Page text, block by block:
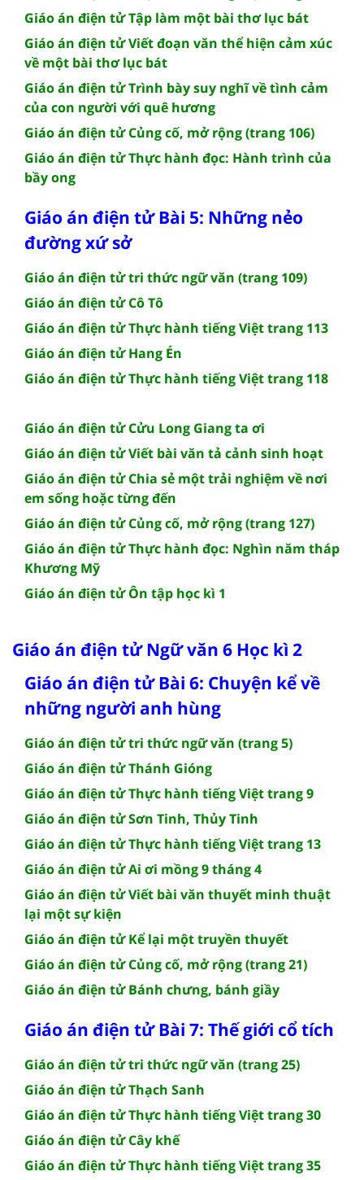
Giáo án điện tử Tập làm một bài thơ lục bát
Giáo án điện tử Viết đoạn văn thể hiện cảm xúc
về một bài thơ lục bát
Giáo án điện tử Trình bày suy nghĩ về tình cảm
của con người với quê hương
Giáo án điện tử Củng cố, mở rộng (trang 106)
Giáo án điện tử Thực hành đọc: Hành trình của
bầy ong
Giáo án điện tử Bài 5: Những nẻo
đường xứ sở
Giáo án điện tử tri thức ngữ văn (trang 109)
Giáo án điện tử Cô Tô
Giáo án điện tử Thực hành tiếng Việt trang 113
Giáo án điện tử Hang Én
Giáo án điện tử Thực hành tiếng Việt trang 118
Giáo án điện tử Cửu Long Giang ta ơi
Giáo án điện tử Viết bài văn tả cảnh sinh hoạt
Giáo án điện tử Chia sẻ một trải nghiệm về nơi
em sống hoặc từng đến
Giáo án điện tử Củng cố, mở rộng (trang 127)
Giáo án điện tử Thực hành đọc: Nghìn năm tháp
Khương Mỹ
Giáo án điện tử Ôn tập học kì 1
Giáo án điện tử Ngữ văn 6 Học kì 2
Giáo án điện tử Bài 6: Chuyện kể về
những người anh hùng
Giáo án điện tử tri thức ngữ văn (trang 5)
Giáo án điện tử Thánh Gióng
Giáo án điện tử Thực hành tiếng Việt trang 9
Giáo án điện tử Sơn Tinh, Thủy Tinh
Giáo án điện tử Thực hành tiếng Việt trang 13
Giáo án điện tử Ai ơi mồng 9 tháng 4
Giáo án điện tử Viết bài văn thuyết minh thuật
lại một sự kiện
Giáo án điện tử Kể lại một truyền thuyết
Giáo án điện tử Củng cố, mở rộng (trang 21)
Giáo án điện tử Bánh chưng, bánh giầy
Giáo án điện tử Bài 7: Thế giới cổ tích
Giáo án điện tử tri thức ngữ văn (trang 25)
Giáo án điện tử Thạch Sanh
Giáo án điện tử Thực hành tiếng Việt trang 30
Giáo án điện tử Cây khế
Giáo án điện tử Thực hành tiếng Việt trang 35